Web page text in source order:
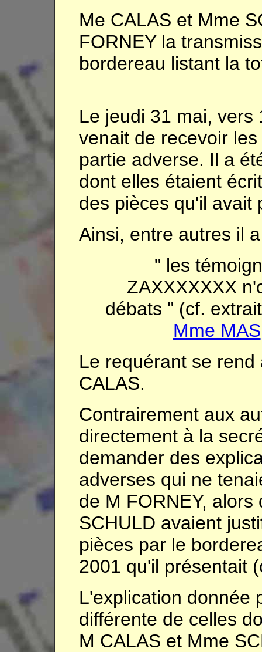
Me CALAS et Mme
FORNEY la
bordereau listant la
Le jeudi 31 mai, vers
venait de recevoir
partie adverse. Il a
dont elles étaient
des pièces qu'il avait
Ainsi, entre autres il
" les
ZAXXXXXXX
débats " (cf.
Mme MAS
Le requérant se
CALAS.
Contrairement aux
directement à la
demander des
adverses qui ne
de M FORNEY,
SCHULD avaient
pièces par le
2001 qu'il présentait
L'explication donnée
différente de celles
M CALAS et Mme